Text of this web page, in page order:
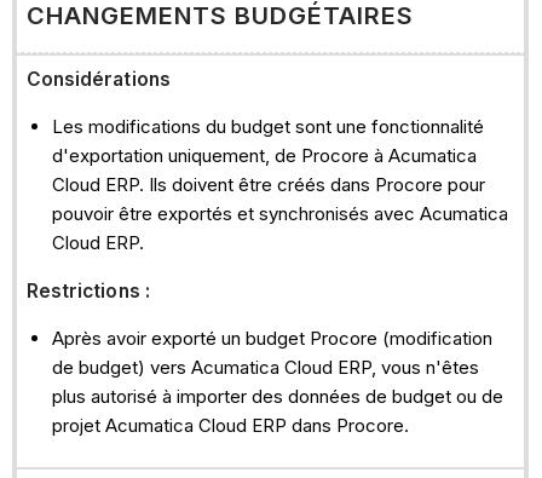
CHANGEMENTS BUDGÉTAIRES
Considérations
Les modifications du budget sont une fonctionnalité
d'exportation uniquement, de Procore à Acumatica
Cloud ERP. Ils doivent être créés dans Procore pour
pouvoir être exportés et synchronisés avec Acumatica
Cloud ERP.
Restrictions :
Après avoir exporté un budget Procore (modification
de budget) vers Acumatica Cloud ERP, vous n'êtes
plus autorisé à importer des données de budget ou de
projet Acumatica Cloud ERP dans Procore.